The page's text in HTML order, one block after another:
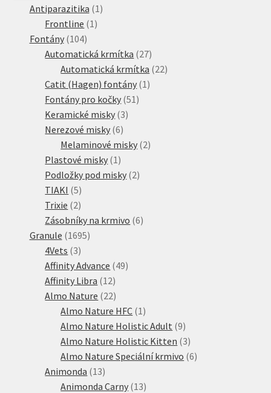
produktů
Antiparazitika 1 1
Frontline 1 1
Fontány 104104
produktů
Automatická krmítka 2727
produktů
Automatická krmítka 2222
Catit (Hagen) fontány 1 1
Fontány pro kočky 51 51
Keramické misky 33
Nerezové misky 66
produktů
Melaminové misky 22
Plastové misky 1 1
produkt
Podložky pod misky 22
TIAKI 55
produktů
Trixie 22
produkty
Zásobníky na krmivo 66
Granule 16951695
4Vets 33
produkty
Affinity Advance 4949
Affinity Libra 1212
produktů
Almo Nature 2222
produktů
Almo Nature HFC 1 1
produkt
Almo Nature Holistic Adult 99
produktů
Almo Nature Holistic Kitten 33
produkty
Almo Nature Speciální krmivo 66
Animonda 1313
produktů
Animonda Carny 1313